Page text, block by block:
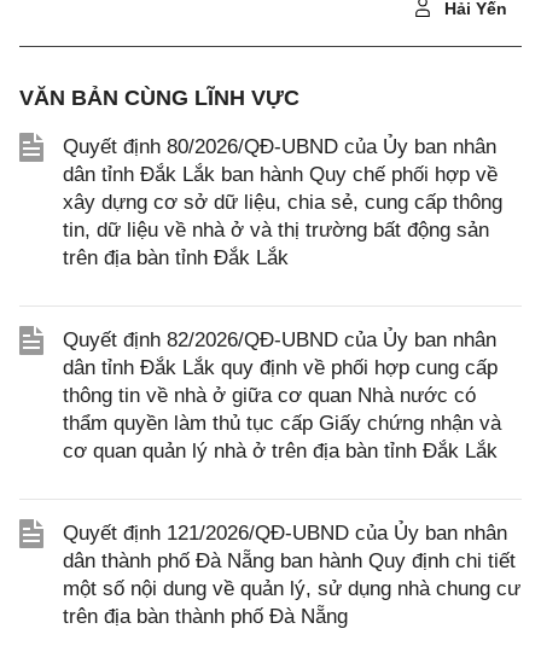
Hải Yến
VĂN BẢN CÙNG LĨNH VỰC
Quyết định 80/2026/QĐ-UBND của Ủy ban nhân
dân tỉnh Đắk Lắk ban hành Quy chế phối hợp về
xây dựng cơ sở dữ liệu, chia sẻ, cung cấp thông
tin, dữ liệu về nhà ở và thị trường bất động sản
trên địa bàn tỉnh Đắk Lắk
Quyết định 82/2026/QĐ-UBND của Ủy ban nhân
dân tỉnh Đắk Lắk quy định về phối hợp cung cấp
thông tin về nhà ở giữa cơ quan Nhà nước có
thẩm quyền làm thủ tục cấp Giấy chứng nhận và
cơ quan quản lý nhà ở trên địa bàn tỉnh Đắk Lắk
Quyết định 121/2026/QĐ-UBND của Ủy ban nhân
dân thành phố Đà Nẵng ban hành Quy định chi tiết
một số nội dung về quản lý, sử dụng nhà chung cư
trên địa bàn thành phố Đà Nẵng